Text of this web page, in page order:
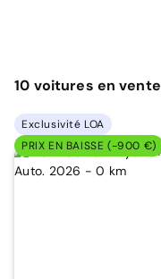
10 voitures en vente
Exclusivité LOA
PRIX EN BAISSE (-900 €)